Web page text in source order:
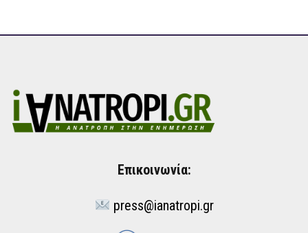
Επικοινωνία:
press@ianatropi.gr